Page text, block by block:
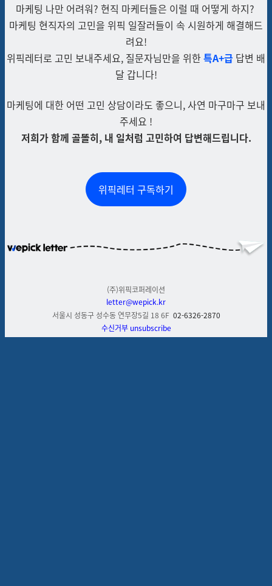
마케팅 나만 어려워? 현직 마케터들은 이럴 때 어떻게 하지?
마케팅 현직자의 고민을 위픽 일잘러들이 속 시원하게 해결해드
려요!
위픽레터로 고민 보내주세요, 질문자님만을 위한특A+급 답변 배
달 갑니다!
마케팅에 대한 어떤 고민 상담이라도 좋으니, 사연 마구마구 보내
주세요 !
저희가 함께 골똘히, 내 일처럼 고민하여 답변해드립니다.
위픽레터 구독하기
(주)위픽코퍼레이션
letter@wepick.kr
서울시 성동구 성수동 연무장5길 18 6F 02-6326-2870
수신거부 unsubscribe